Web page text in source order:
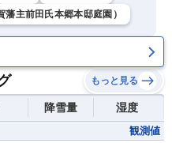
主前田氏本郷本邸庭園）
もっと見る
降雪量 湿度
観測値